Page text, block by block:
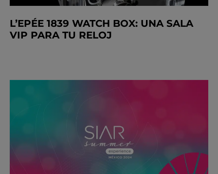
L’EPÉE 1839 WATCH BOX: UNA SALA
VIP PARA TU RELOJ